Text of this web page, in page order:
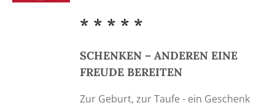
werden
* * * * *
SCHENKEN – ANDEREN EINE
FREUDE BEREITEN
Zur Geburt, zur Taufe - ein Geschenk